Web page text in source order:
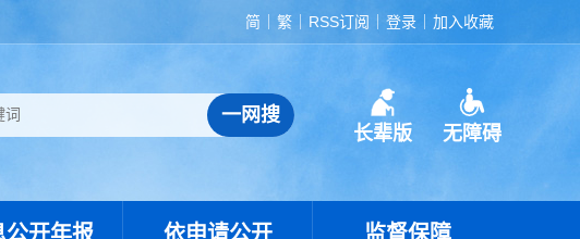
简 繁 RSS订阅 登录 加入收藏
长辈版 无障碍
公开年报 依申请公开 监督保障